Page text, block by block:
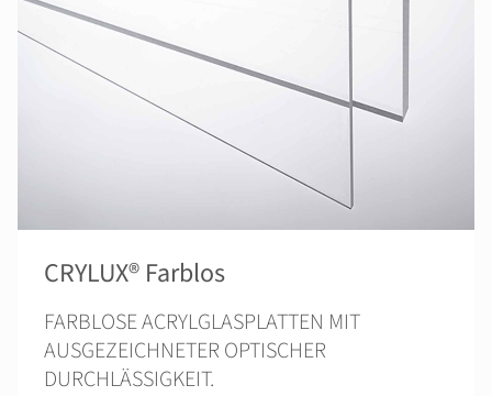
CRYLUX® Farblos
FARBLOSE ACRYLGLASPLATTEN MIT
AUSGEZEICHNETER OPTISCHER
DURCHLÄSSIGKEIT.